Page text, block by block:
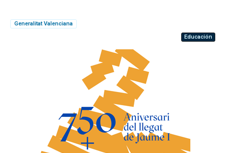
Generalitat Valenciana
Educación